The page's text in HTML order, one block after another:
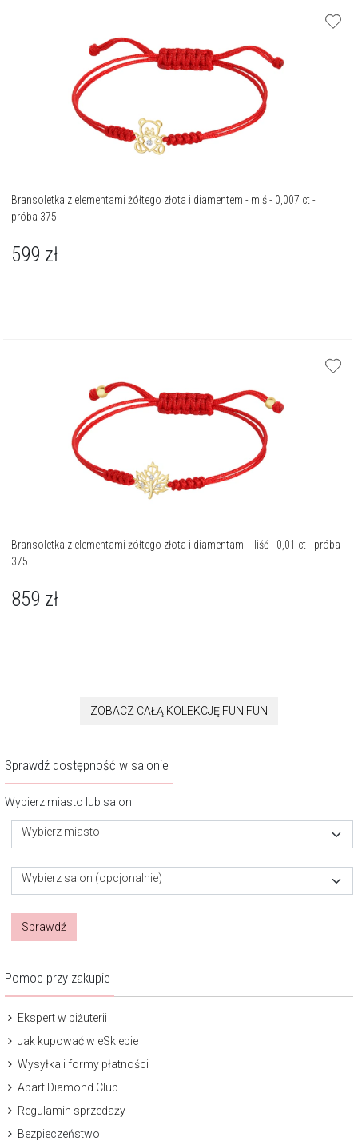
Bransoletka z elementami żółtego złota i diamentem - miś - 0,007 ct -
próba 375
599 zł
Bransoletka z elementami żółtego złota i diamentami - liść - 0,01 ct - próba
375
859 zł
ZOBACZ CAŁĄ KOLEKCJĘ FUN FUN
Sprawdź dostępność w salonie
Wybierz miasto lub salon
Wybierz miasto
Wybierz salon (opcjonalnie)
Sprawdź
Pomoc przy zakupie
Ekspert w biżuterii
Jak kupować w eSklepie
Wysyłka i formy płatności
Apart Diamond Club
Regulamin sprzedaży
Bezpieczeństwo